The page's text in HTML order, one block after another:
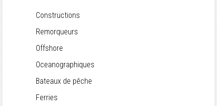
Constructions
Remorqueurs
Offshore
Oceanographiques
Bateaux de pêche
Ferries